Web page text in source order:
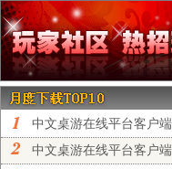
中文桌游在线平台客户端
完...
中文桌游在线平台客户端